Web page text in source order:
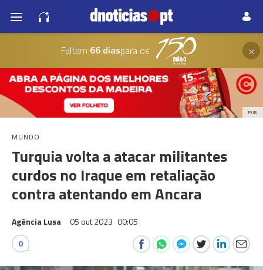
Faltam 66 diaspara os ×
PUB
MUNDO
Turquia volta a atacar militantes
curdos no Iraque em retaliação
contra atentando em Ancara
Agência Lusa 05 out 2023 00:05
0